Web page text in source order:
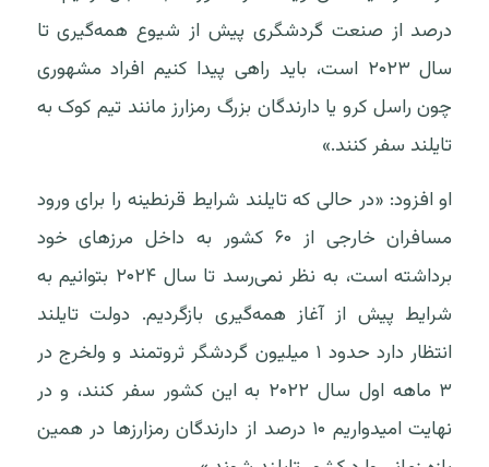
درصد از صنعت گردشگری پیش از شیوع همه‌گیری تا
سال ۲۰۲۳ است، باید راهی پیدا کنیم افراد مشهوری
چون راسل کرو یا دارندگان بزرگ رمزارز مانند تیم کوک به
تایلند سفر کنند.»
او افزود: «در حالی که تایلند شرایط قرنطینه را برای ورود
مسافران خارجی از ۶۰ کشور به داخل مرزهای خود
برداشته است، به نظر نمی‌رسد تا سال ۲۰۲۴ بتوانیم به
شرایط پیش از آغاز همه‌گیری بازگردیم. دولت تایلند
انتظار دارد حدود ۱ میلیون گردشگر ثروتمند و ولخرج در
۳ ماهه اول سال ۲۰۲۲ به این کشور سفر کنند، و در
نهایت امیدواریم ۱۰ درصد از دارندگان رمزارزها در همین